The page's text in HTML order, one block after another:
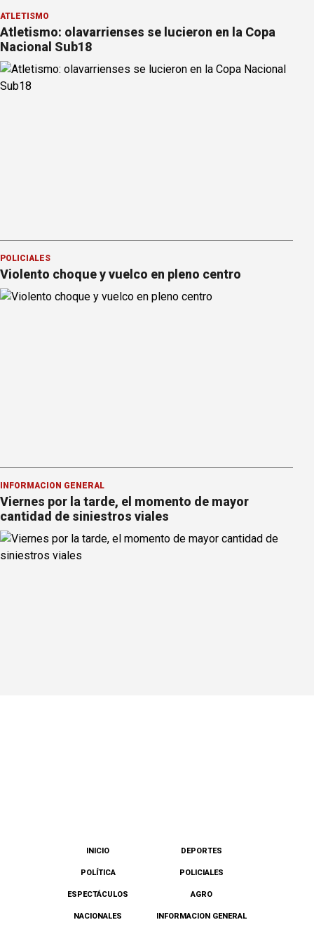
ATLETISMO
Atletismo: olavarrienses se lucieron en la Copa
Nacional Sub18
POLICIALES
Violento choque y vuelco en pleno centro
INFORMACION GENERAL
Viernes por la tarde, el momento de mayor
cantidad de siniestros viales
INICIO DEPORTES
POLÍTICA POLICIALES
ESPECTÁCULOS AGRO
NACIONALES INFORMACION GENERAL